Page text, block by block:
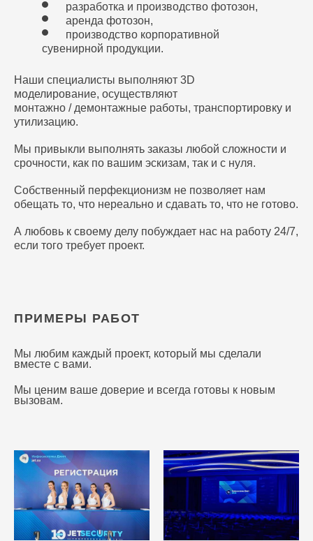
разработка и производство фотозон,
аренда фотозон,
производство корпоративной
сувенирной продукции.
Наши специалисты выполняют 3D
моделирование, осуществляют
монтажно / демонтажные работы, транспортировку и
утилизацию.
Мы привыкли выполнять заказы любой сложности и
срочности, как по вашим эскизам, так и с нуля.
Собственный перфекционизм не позволяет нам
обещать то, что нереально и сдавать то, что не готово.
А любовь к своему делу побуждает нас на работу 24/7,
если того требует проект.
ПРИМЕРЫ РАБОТ
Мы любим каждый проект, который мы сделали
вместе с вами.
Мы ценим ваше доверие и всегда готовы к новым
вызовам.